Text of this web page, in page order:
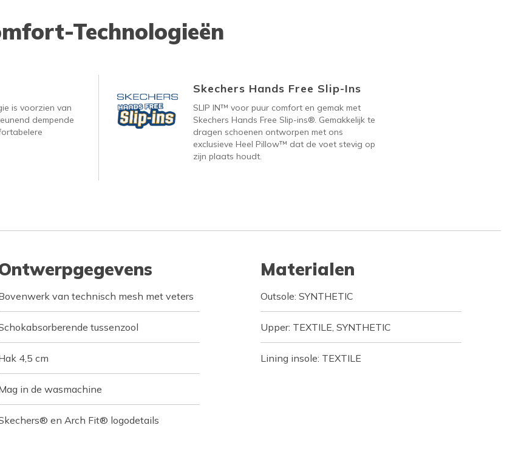
Technologieën
is voorzien van
dempende
Skechers Hands Free Slip-Ins
SLIP IN™ voor puur comfort en gemak met
Skechers Hands Free Slip-ins®. Gemakkelijk te
dragen schoenen ontworpen met ons
exclusieve Heel Pillow™ dat de voet stevig op
zijn plaats houdt.
van technisch mesh met veters
tussenzool
4,5 cm
in de wasmachine
en Arch Fit® logodetails
Materialen
Outsole: SYNTHETIC
Upper: TEXTILE, SYNTHETIC
Lining insole: TEXTILE